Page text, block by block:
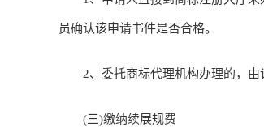
员确认该申请书件是否合格。
2、委托商标代理机构办理的，由
(三)缴纳续展规费